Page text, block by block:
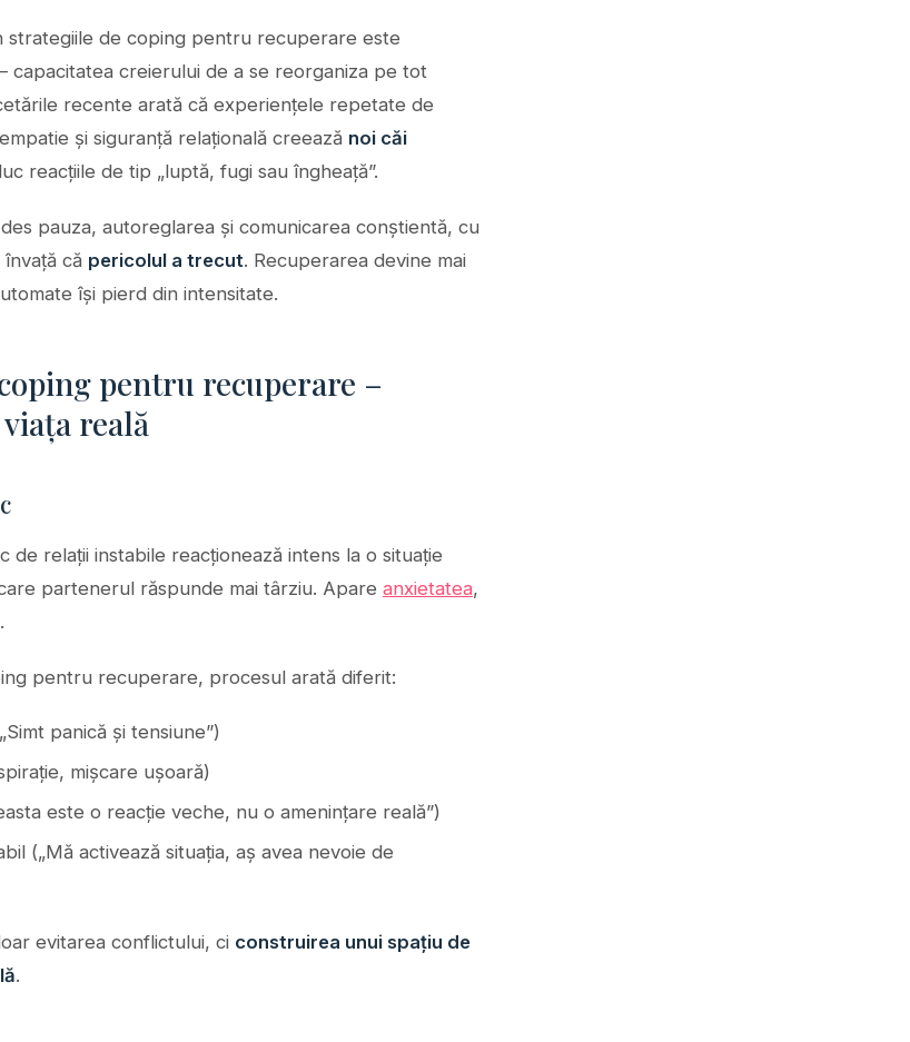
strategiile de coping pentru recuperare este
– capacitatea creierului de a se reorganiza pe tot
recente arată că experiențele repetate de
și siguranță relațională creează noi căi
reacțiile de tip „luptă, fugi sau îngheață”.
pauza, autoreglarea și comunicarea conștientă, cu
că pericolul a trecut. Recuperarea devine mai
își pierd din intensitate.
pentru recuperare –
reală
de relații instabile reacționează intens la o situație
partenerul răspunde mai târziu. Apare anxietatea,
pentru recuperare, procesul arată diferit:
panică și tensiune”)
mișcare ușoară)
este o reacție veche, nu o amenințare reală”)
(„Mă activează situația, aș avea nevoie de
evitarea conflictului, ci construirea unui spațiu de
.